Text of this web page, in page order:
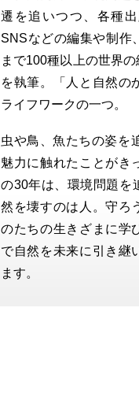
遷を追いつつ、各種
SNSなどの編集や制作
まで100種以上の世界
を執筆。「人と自然の
ライフワークの一つ。
虫や鳥、魚たちの姿を
魅力に触れたことがき
の30年は、環境問題を
然を壊すのは人。守ろ
のたちの生きざまに学
で自然を未来に引き継
ます。